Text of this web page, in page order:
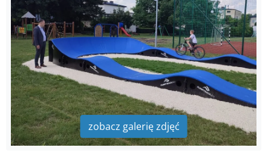
zobacz galerię zdjęć